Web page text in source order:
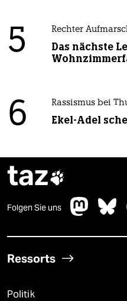
5 Rechter
Das nächste
6 Rassismus bei
Ekel-Adel
taz
Folgen Sie uns
Ressorts
Politik